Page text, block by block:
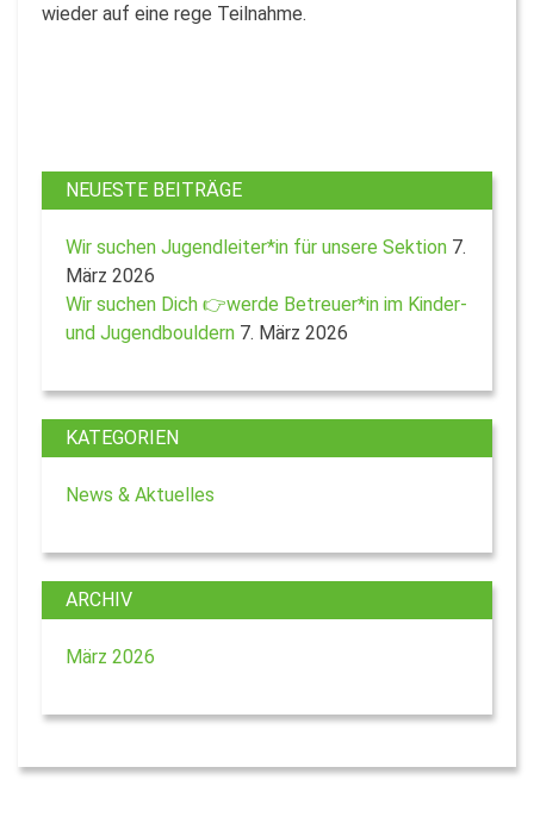
wieder auf eine rege Teilnahme.
NEUESTE BEITRÄGE
Wir suchen Jugendleiter*in für unsere Sektion 7.
März 2026
Wir suchen Dich 👉werde Betreuer*in im Kinder-
und Jugendbouldern 7. März 2026
KATEGORIEN
News & Aktuelles
ARCHIV
März 2026